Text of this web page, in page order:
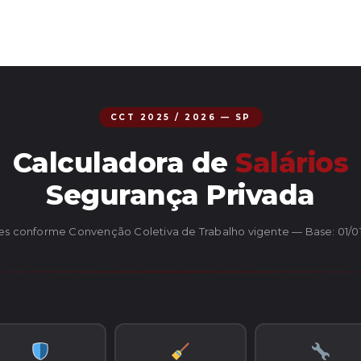
CCT 2025 / 2026 — SP
Calculadora de Salários
Segurança Privada
conforme Convenção Coletiva de Trabalho vigente — Base: 01/